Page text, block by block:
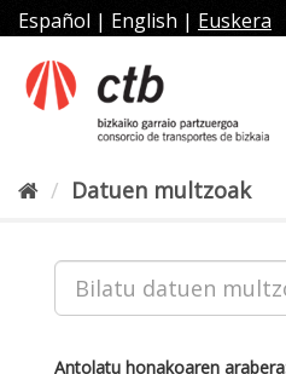
Joan
edukira
Español | English | Euskera
Datuen multzoak
Antolatu honakoaren arabera